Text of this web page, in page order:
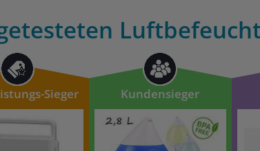
Sieger Kundensieger